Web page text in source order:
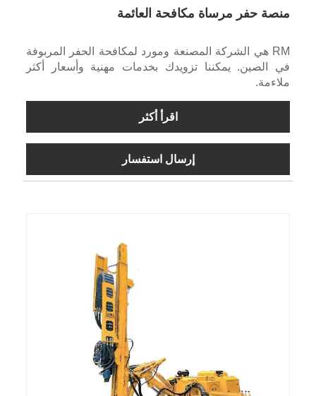
منصة حفر مرساة مكافحة العائمة
RM هي الشركة المصنعة ومورد لمكافحة الحفر المربوفة
في الصين. يمكننا تزويدك بخدمات مهنية وأسعار أكثر
ملاءمة.
اقرأ أكثر
إرسال استفسار